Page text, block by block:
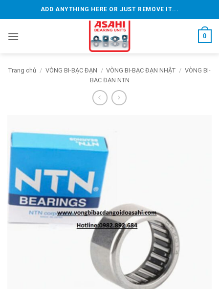
qua
dung
ADD ANYTHING HERE OR JUST REMOVE IT...
0
Trang chủ / VÒNG BI-BẠC ĐẠN / VÒNG BI-BẠC ĐẠN NHẬT / VÒNG BI-
BẠC ĐẠN NTN